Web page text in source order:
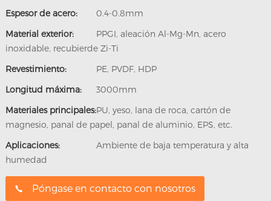
Espesor de acero:
0.4-0.8mm
Material exterior:
PPGI, aleación Al-Mg-Mn, acero
inoxidable, recubierde Zi-Ti
Revestimiento:
PE, PVDF, HDP
Longitud máxima:
3000mm
Materiales principales:PU, yeso, lana de roca, cartón de
magnesio, panal de papel, panal de aluminio, EPS, etc.
Aplicaciones:
Ambiente de baja temperatura y alta
humedad
Póngase en contacto con nosotros